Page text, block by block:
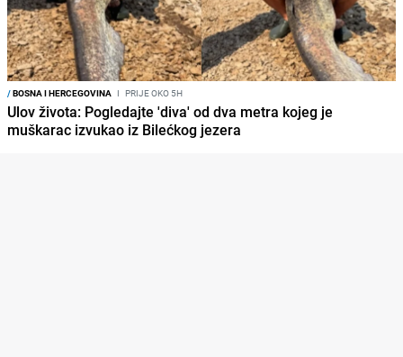
/BOSNA I HERCEGOVINA I PRIJE OKO 5H
Ulov života: Pogledajte 'diva' od dva metra kojeg je
muškarac izvukao iz Bilećkog jezera